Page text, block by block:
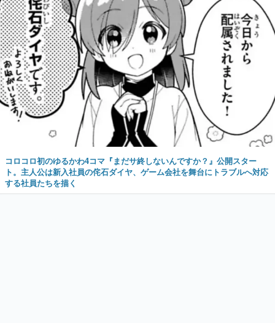
コロコロ初のゆるかわ4コマ『まだサ終しないんですか？』公開スター
ト。主人公は新入社員の侘石ダイヤ、ゲーム会社を舞台にトラブルへ対応
する社員たちを描く